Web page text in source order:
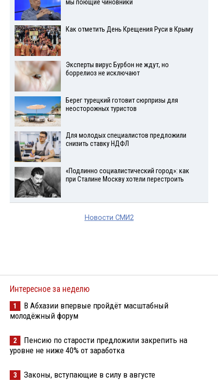
мы поющие чиновники
Как отметить День Крещения Руси в Крыму
Эксперты вирус Бурбон не ждут, но
боррелиоз не исключают
Берег турецкий готовит сюрпризы для
неосторожных туристов
Для молодых специалистов предложили
снизить ставку НДФЛ
«Подлинно социалистический город»: как
при Сталине Москву хотели перестроить
Новости СМИ2
Интересное за неделю
1
В Абхазии впервые пройдёт масштабный
молодёжный форум
2
Пенсию по старости предложили закрепить на
уровне не ниже 40% от заработка
3 Законы, вступающие в силу в августе